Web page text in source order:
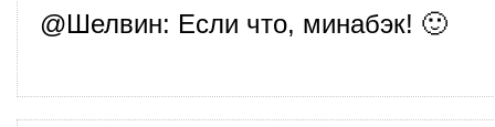
@Шелвин: Если что, минабэк! 🙂